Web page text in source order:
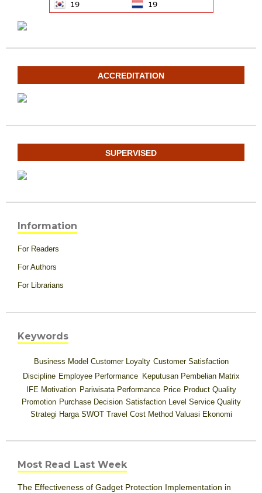
ACCREDITATION
SUPERVISED
Information
For Readers
For Authors
For Librarians
Keywords
Business Model Customer Loyalty Customer Satisfaction
Discipline Employee Performance Keputusan Pembelian Matrix
IFE Motivation Pariwisata Performance Price Product Quality
Promotion Purchase Decision Satisfaction Level Service Quality
Strategi Harga SWOT Travel Cost Method Valuasi Ekonomi
Most Read Last Week
The Effectiveness of Gadget Protection Implementation in